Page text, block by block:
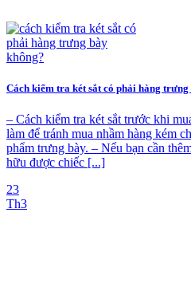
Cách kiểm tra két sắt có phải hàng trưng
– Cách kiểm tra két sắt trước khi
làm để tránh mua nhầm hàng kém
phẩm trưng bày. – Nếu bạn cần
hữu được chiếc [...]
23
Th3